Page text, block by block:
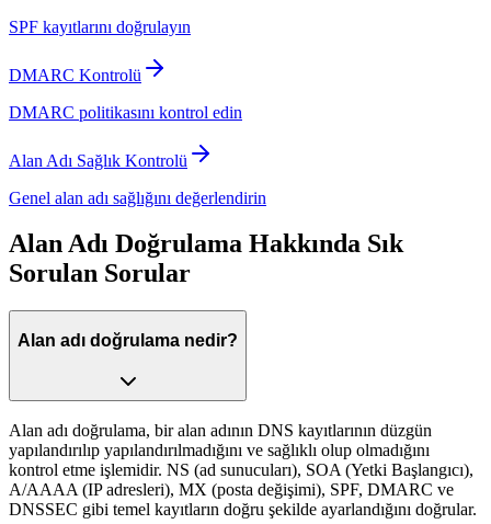
SPF kayıtlarını doğrulayın
DMARC Kontrolü
DMARC politikasını kontrol edin
Alan Adı Sağlık Kontrolü
Genel alan adı sağlığını değerlendirin
Alan Adı Doğrulama Hakkında Sık
Sorulan Sorular
Alan adı doğrulama nedir?
Alan adı doğrulama, bir alan adının DNS kayıtlarının düzgün
yapılandırılıp yapılandırılmadığını ve sağlıklı olup olmadığını
kontrol etme işlemidir. NS (ad sunucuları), SOA (Yetki Başlangıcı),
A/AAAA (IP adresleri), MX (posta değişimi), SPF, DMARC ve
DNSSEC gibi temel kayıtların doğru şekilde ayarlandığını doğrular.